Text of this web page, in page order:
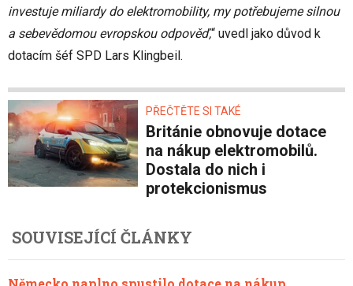
investuje miliardy do elektromobility, my potřebujeme silnou
a sebevědomou evropskou odpověď,“ uvedl jako důvod k
dotacím šéf SPD Lars Klingbeil.
PŘEČTĚTE SI TAKÉ
Británie obnovuje dotace
na nákup elektromobilů.
Dostala do nich i
protekcionismus
SOUVISEJÍCÍ ČLÁNKY